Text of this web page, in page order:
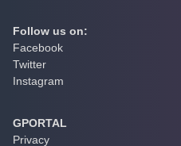
Follow us on:
Facebook
Twitter
Instagram
GPORTAL
Privacy